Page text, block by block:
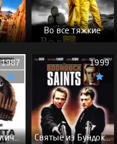
Во все тяжкие
Цельнометаллическая оболочка - (Перевод Гоблина)
1987
Святые из Бундока \ Святые из трущоб - (Перевод Гоблина)
1999